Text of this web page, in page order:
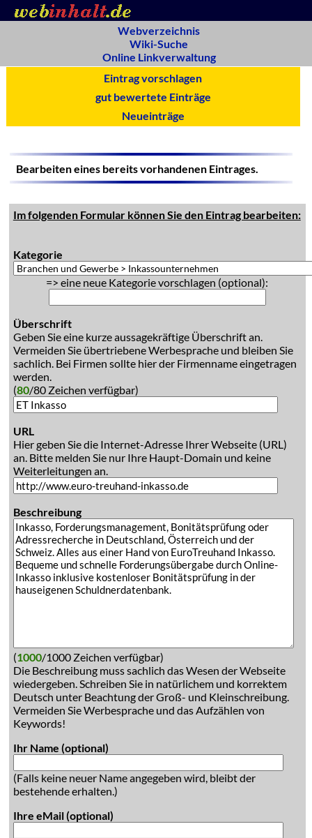
Webverzeichnis
Wiki-Suche
Online Linkverwaltung
Eintrag vorschlagen
gut bewertete Einträge
Neueinträge
Bearbeiten eines bereits vorhandenen Eintrages.
Im folgenden Formular können Sie den Eintrag bearbeiten:
Kategorie
=> eine neue Kategorie vorschlagen (optional):
Überschrift
Geben Sie eine kurze aussagekräftige Überschrift an.
Vermeiden Sie übertriebene Werbesprache und bleiben Sie
sachlich. Bei Firmen sollte hier der Firmenname eingetragen
werden.
(80/80 Zeichen verfügbar)
URL
Hier geben Sie die Internet-Adresse Ihrer Webseite (URL)
an. Bitte melden Sie nur Ihre Haupt-Domain und keine
Weiterleitungen an.
Beschreibung
(1000/1000 Zeichen verfügbar)
Die Beschreibung muss sachlich das Wesen der Webseite
wiedergeben. Schreiben Sie in natürlichem und korrektem
Deutsch unter Beachtung der Groß- und Kleinschreibung.
Vermeiden Sie Werbesprache und das Aufzählen von
Keywords!
Ihr Name (optional)
(Falls keine neuer Name angegeben wird, bleibt der
bestehende erhalten.)
Ihre eMail (optional)